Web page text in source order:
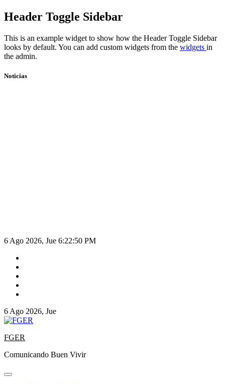
Skip
to
Header Toggle Sidebar
This is an example widget to show how the Header Toggle Sidebar
looks by default. You can add custom widgets from the widgets in
the admin.
Noticias
6 Ago 2026, Jue 6:22:50 PM
6 Ago 2026, Jue
FGER
Comunicando Buen Vivir